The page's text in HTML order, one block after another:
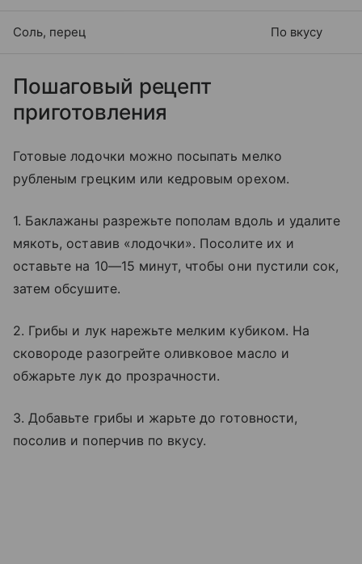
Соль, перец По вкусу
Пошаговый рецепт
приготовления
Готовые лодочки можно посыпать мелко
рубленым грецким или кедровым орехом.
1. Баклажаны разрежьте пополам вдоль и удалите
мякоть, оставив «лодочки». Посолите их и
оставьте на 10—15 минут, чтобы они пустили сок,
затем обсушите.
2. Грибы и лук нарежьте мелким кубиком. На
сковороде разогрейте оливковое масло и
обжарьте лук до прозрачности.
3. Добавьте грибы и жарьте до готовности,
посолив и поперчив по вкусу.